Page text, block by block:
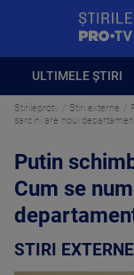
ULTIMELE ȘTIRI
Stirileprotv Stiri externe
sarcini are noul
Putin
Cum se
STIRI EXTERNE